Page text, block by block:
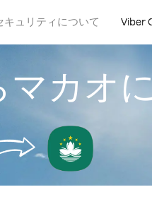
キュリティについて Viber
カオ